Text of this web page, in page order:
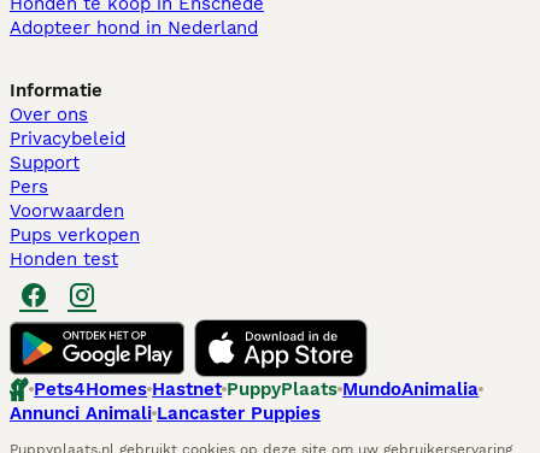
Adopteer hond in Nederland
Informatie
Over ons
Privacybeleid
Support
Pers
Voorwaarden
Pups verkopen
Honden test
Pets4Homes Hastnet PuppyPlaats MundoAnimalia
Annunci Animali Lancaster Puppies
Puppyplaats.nl gebruikt cookies op deze site om uw gebruikerservaring